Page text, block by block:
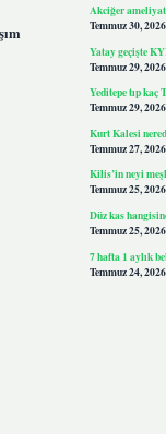
Akciğer
Temmuz 30, 2026
Yatay geçişte
Temmuz 29, 2026
Yeditepe tıp kaç
Temmuz 29, 2026
Kurt Kalesi
Temmuz 27, 2026
Kilis’in neyi
Temmuz 25, 2026
Düz kas
Temmuz 25, 2026
7 hafta 1 aylık
Temmuz 24, 2026